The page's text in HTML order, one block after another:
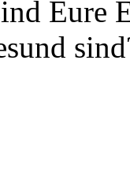
Eure